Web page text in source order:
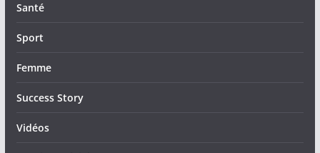
Santé
Sport
Femme
Success Story
Vidéos